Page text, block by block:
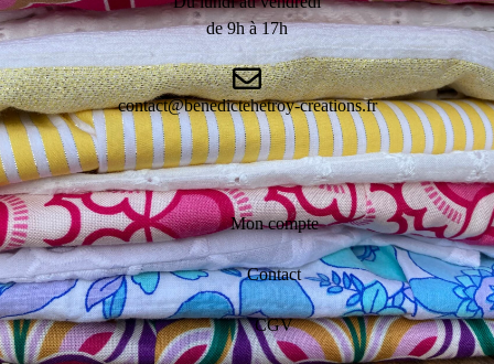
de 9h à 17h
contact@benedictehetroy-creations.fr
Mon compte
Contact
CGV